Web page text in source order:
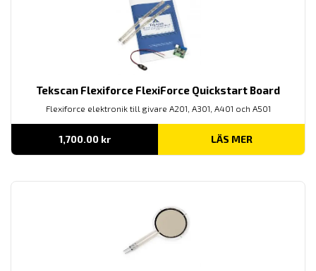
Tekscan Flexiforce FlexiForce Quickstart Board
Flexiforce elektronik till givare A201, A301, A401 och A501
1,700.00 kr LÄS MER